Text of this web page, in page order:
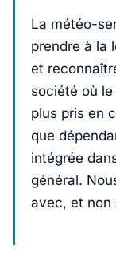
La météo-
prendre à la
et
société où
plus pris en
que
intégrée
général.
avec, et non